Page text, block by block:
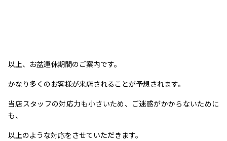
以上、お盆連休期間のご案内です。
かなり多くのお客様が来店されることが予想されます。
当店スタッフの対応力も小さいため、ご迷惑がかからないために
も、
以上のような対応をさせていただきます。